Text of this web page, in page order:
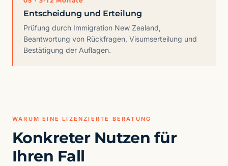
Entscheidung und Erteilung
Prüfung durch Immigration New Zealand,
Beantwortung von Rückfragen, Visumserteilung und
Bestätigung der Auflagen.
WARUM EINE LIZENZIERTE BERATUNG
Konkreter Nutzen für
Ihren Fall